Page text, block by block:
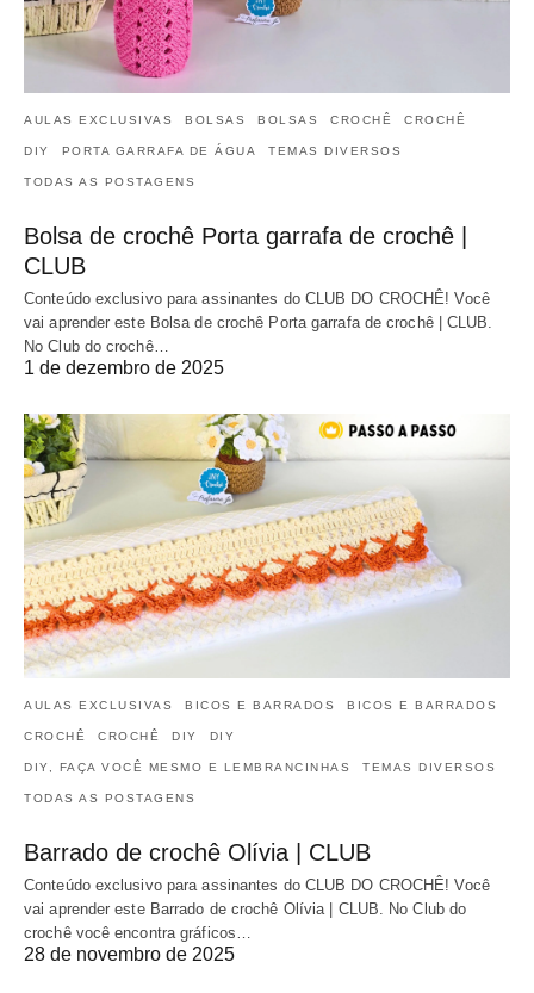
AULAS EXCLUSIVAS BOLSAS BOLSAS CROCHÊ CROCHÊ
DIY PORTA GARRAFA DE ÁGUA TEMAS DIVERSOS
TODAS AS POSTAGENS
Bolsa de crochê Porta garrafa de crochê |
CLUB
Conteúdo exclusivo para assinantes do CLUB DO CROCHÊ! Você
vai aprender este Bolsa de crochê Porta garrafa de crochê | CLUB.
No Club do crochê…
1 de dezembro de 2025
AULAS EXCLUSIVAS BICOS E BARRADOS BICOS E BARRADOS
CROCHÊ CROCHÊ DIY DIY
DIY, FAÇA VOCÊ MESMO E LEMBRANCINHAS TEMAS DIVERSOS
TODAS AS POSTAGENS
Barrado de crochê Olívia | CLUB
Conteúdo exclusivo para assinantes do CLUB DO CROCHÊ! Você
vai aprender este Barrado de crochê Olívia | CLUB. No Club do
crochê você encontra gráficos…
28 de novembro de 2025